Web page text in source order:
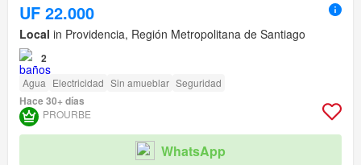
UF 22.000
Local in Providencia, Región Metropolitana de Santiago
2
Agua Electricidad Sin amueblar Seguridad
Hace 30+ días
PROURBE
WhatsApp